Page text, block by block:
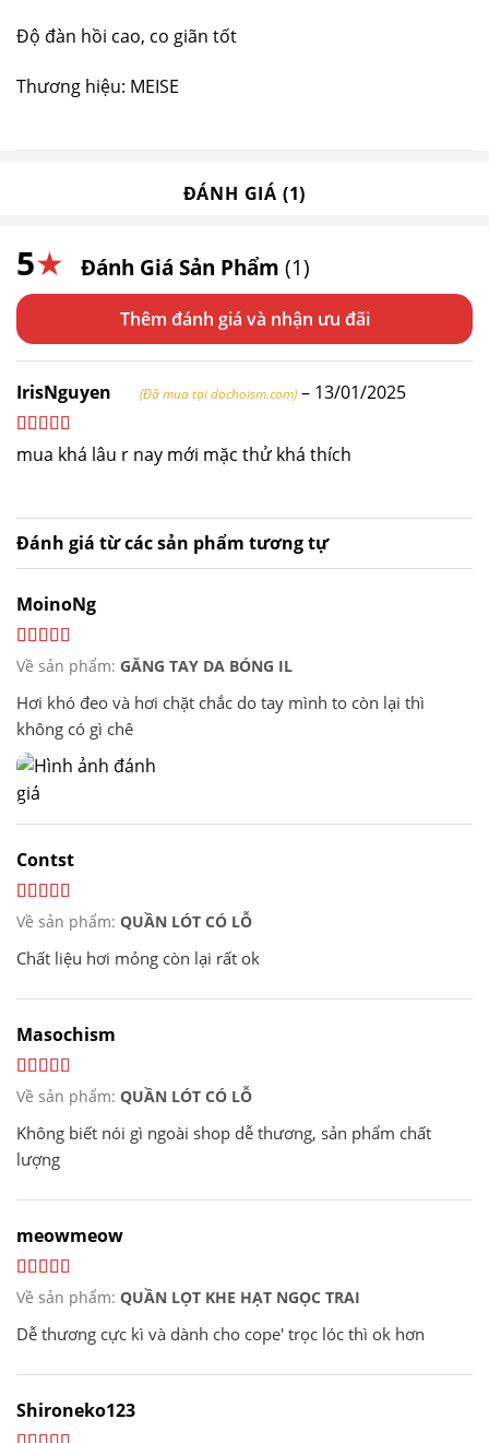
Độ đàn hồi cao, co giãn tốt
Thương hiệu: MEISE
ĐÁNH GIÁ (1)
5★ Đánh Giá Sản Phẩm (1)
Thêm đánh giá
IrisNguyen (Đã mua tại dochoism.com) – 13/01/2025
Được xếp
mua khá lâu r nay mới mặc thử khá thích
Đánh giá từ các sản phẩm tương tự
MoinoNg
Về sản phẩm: GĂNG TAY DA BÓNG IL
Hơi khó đeo và hơi chặt chắc do tay mình to còn lại thì
không có gì chê
Contst
Về sản phẩm: QUẦN LÓT CÓ LỖ
Chất liệu hơi mỏng còn lại rất ok
Masochism
Về sản phẩm: QUẦN LÓT CÓ LỖ
Không biết nói gì ngoài shop dễ thương, sản phẩm chất
lượng
meowmeow
Về sản phẩm: QUẦN LỌT KHE HẠT NGỌC TRAI
Dễ thương cực kì và dành cho cope' trọc lóc thì ok hơn
Shironeko123